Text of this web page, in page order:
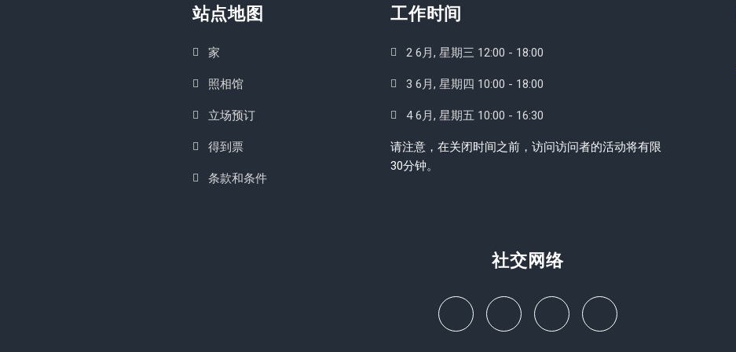
站点地图
家
照相馆
立场预订
得到票
条款和条件
工作时间
2 6月, 星期三 12:00 - 18:00
3 6月, 星期四 10:00 - 18:00
4 6月, 星期五 10:00 - 16:30
请注意，在关闭时间之前，访问访问者的活动将有限
30分钟。
社交网络